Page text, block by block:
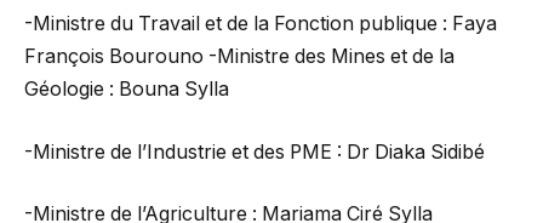
-Ministre du Travail et de la Fonction publique : Faya
François Bourouno -Ministre des Mines et de la
Géologie : Bouna Sylla
-Ministre de l’Industrie et des PME : Dr Diaka Sidibé
-Ministre de l’Agriculture : Mariama Ciré Sylla